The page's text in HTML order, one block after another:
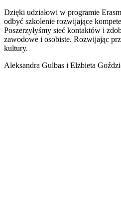
Dzięki udziałowi w programie
odbyć szkolenie rozwijające
Poszerzyłyśmy sieć kontaktów i
zawodowe i osobiste. Rozwijając
kultury.
Aleksandra Gulbas i Elżbieta